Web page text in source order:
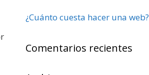
¿Cuánto cuesta hacer una web?
Comentarios recientes